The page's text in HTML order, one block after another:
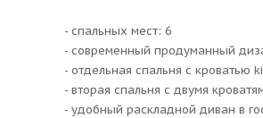
- спальных мест: 6
- современный продуманный
- отдельная спальня с кроватью
- вторая спальня с двумя
- удобный раскладной диван в